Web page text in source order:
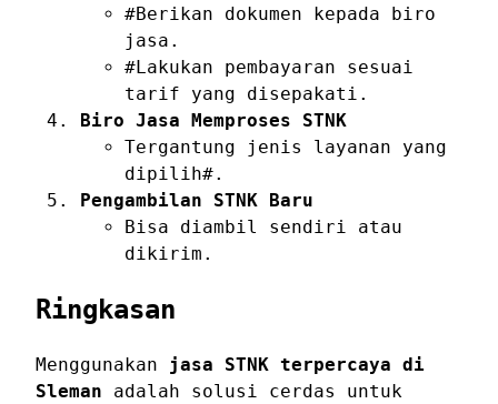
#Berikan dokumen kepada biro
jasa.
#Lakukan pembayaran sesuai
tarif yang disepakati.
Biro Jasa Memproses STNK
Tergantung jenis layanan yang
dipilih#.
Pengambilan STNK Baru
Bisa diambil sendiri atau
dikirim.
Ringkasan
Menggunakan
jasa STNK terpercaya di
Sleman adalah solusi cerdas untuk